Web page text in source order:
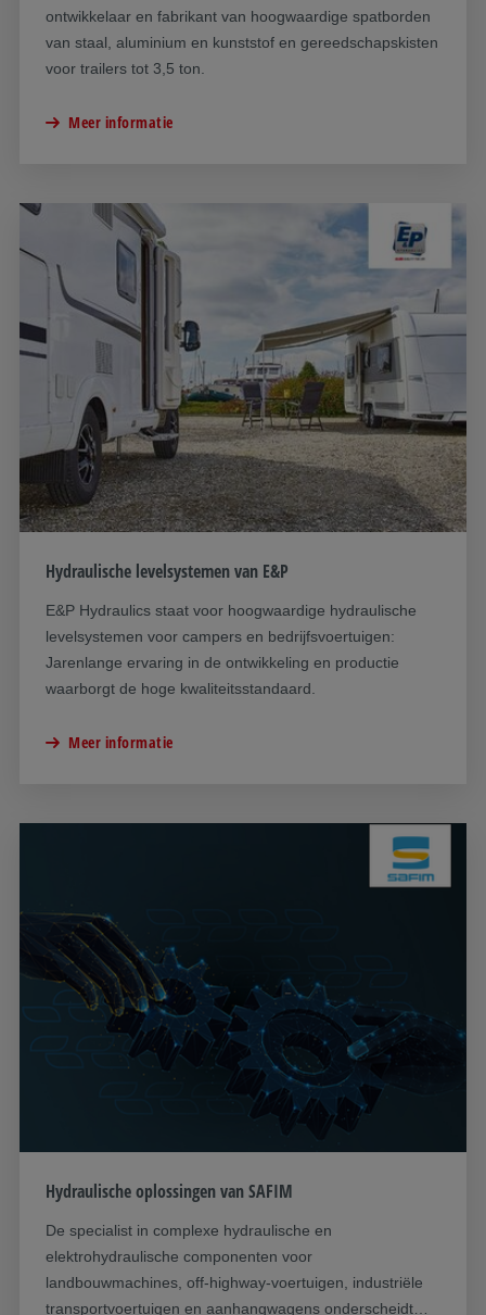
ontwikkelaar en fabrikant van hoogwaardige spatborden
van staal, aluminium en kunststof en gereedschapskisten
voor trailers tot 3,5 ton.
Meer informatie
Hydraulische levelsystemen van E&P
E&P Hydraulics staat voor hoogwaardige hydraulische
levelsystemen voor campers en bedrijfsvoertuigen:
Jarenlange ervaring in de ontwikkeling en productie
waarborgt de hoge kwaliteitsstandaard.
Meer informatie
Hydraulische oplossingen van SAFIM
De specialist in complexe hydraulische en
elektrohydraulische componenten voor
landbouwmachines, off-highway-voertuigen, industriële
transportvoertuigen en aanhangwagens onderscheidt